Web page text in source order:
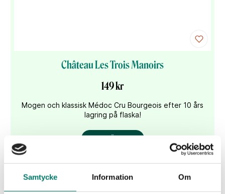
Samtycke Information Om
Château Les Trois Manoirs
149 kr
Mogen och klassisk Médoc Cru Bourgeois efter 10 års
lagring på flaska!
KÖP